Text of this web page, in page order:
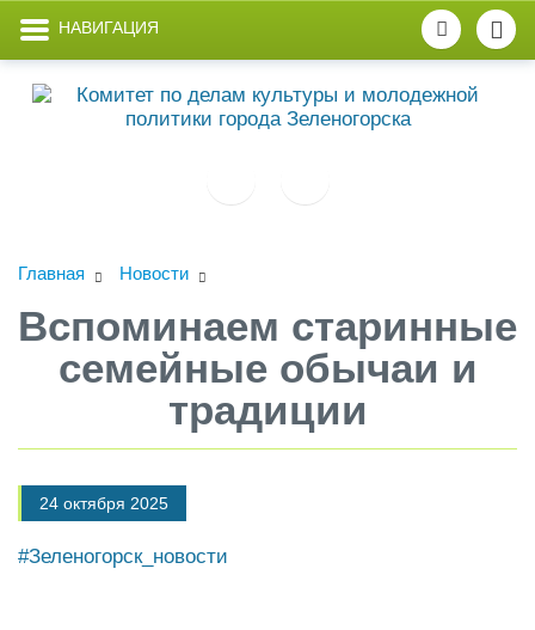
НАВИГАЦИЯ
Главная Новости
Вспоминаем старинные
семейные обычаи и
традиции
24 октября 2025
#Зеленогорск_новости